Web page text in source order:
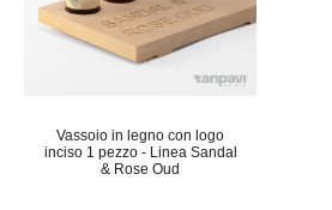
Vassoio in legno con logo
inciso 1 pezzo - Linea Sandal
& Rose Oud